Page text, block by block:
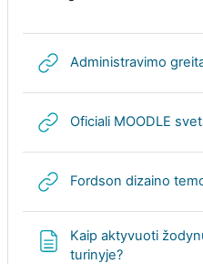
Administravimo
Oficiali MOODLE
Fordson dizaino
Kaip aktyvuoti
turinyje?Puslapis